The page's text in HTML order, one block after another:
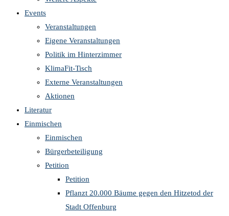
Events
Veranstaltungen
Eigene Veranstaltungen
Politik im Hinterzimmer
KlimaFit-Tisch
Externe Veranstaltungen
Aktionen
Literatur
Einmischen
Einmischen
Bürgerbeteiligung
Petition
Petition
Pflanzt 20.000 Bäume gegen den Hitzetod der
Stadt Offenburg